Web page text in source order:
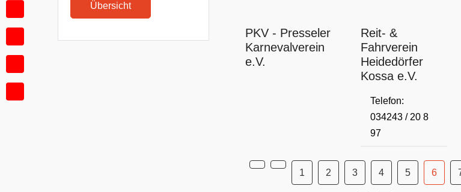
Übersicht
PKV - Presseler
Karnevalverein
e.V.
Reit- &
Fahrverein
Heidedörfer
Kossa e.V.
Telefon:
034243 / 20 8
97
1 2 3 4 5 6